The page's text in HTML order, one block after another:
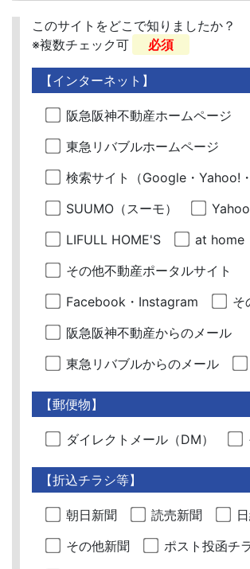
このサイトをどこで知りましたか？
※複数チェック可
必須
【インターネット】
阪急阪神不動産ホームページ
東急リバブルホームページ
検索サイト（Google・Yahoo!・
SUUMO（スーモ）
LIFULL HOME'S
at home
その他不動産ポータルサイト
Facebook・Instagram
そ
阪急阪神不動産からのメール
東急リバブルからのメール
【郵便物】
ダイレクトメール（DM）
【折込チラシ等】
朝日新聞 読売新聞
その他新聞
ポスト投函チ